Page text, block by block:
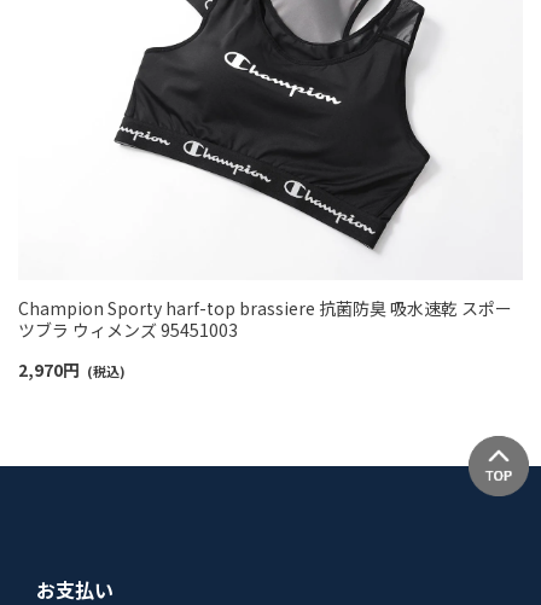
Champion Sporty harf-top brassiere 抗菌防臭 吸水速乾 スポー
ツブラ ウィメンズ 95451003
2,970円 (税込)
お支払い